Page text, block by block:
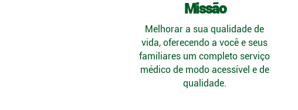
Missão
Melhorar a sua qualidade de
vida, oferecendo a você e seus
familiares um completo serviço
médico de modo acessível e de
qualidade.